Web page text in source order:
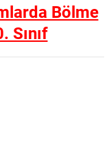
Bölme
Sınıf